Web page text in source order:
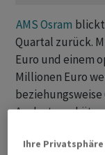
AMS Osram
Quartal zurück.
Euro und einem
Millionen Euro
Ihre